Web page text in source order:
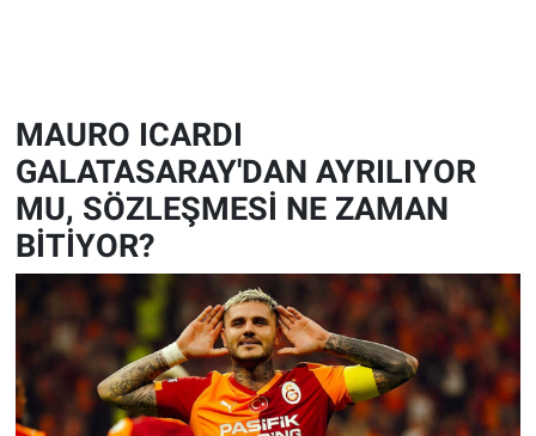
MAURO ICARDI
GALATASARAY'DAN AYRILIYOR
MU, SÖZLEŞMESİ NE ZAMAN
BİTİYOR?